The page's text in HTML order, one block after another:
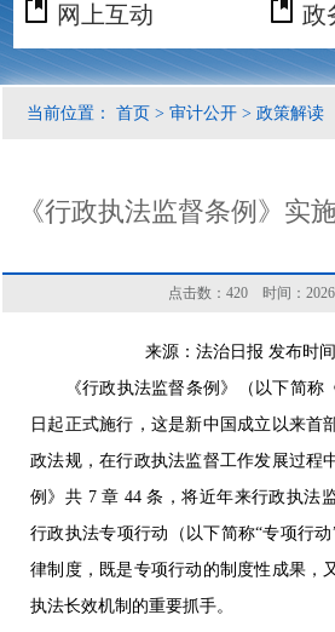
网上互动
政
当前位置： 首页 > 审计公开 > 政策解读
《行政执法监督条例》实
点击数： 420 时间：
来源：法治日报 发布时间
《行政执法监督条例》（以下简称
日起正式施行，这是新中国成立以来首
政法规，在行政执法监督工作发展过程
例》共 7 章 44 条，将近年来行政执法
行政执法专项行动（以下简称“专项行
律制度，既是专项行动的制度性成果，
执法长效机制的重要抓手。